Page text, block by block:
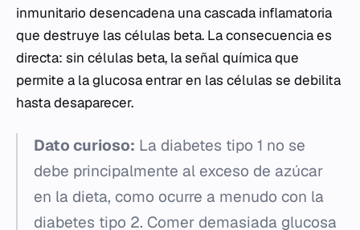
inmunitario desencadena una cascada inflamatoria
que destruye las células beta. La consecuencia es
directa: sin células beta, la señal química que
permite a la glucosa entrar en las células se debilita
hasta desaparecer.
Dato curioso: La diabetes tipo 1 no se
debe principalmente al exceso de azúcar
en la dieta, como ocurre a menudo con la
diabetes tipo 2. Comer demasiada glucosa